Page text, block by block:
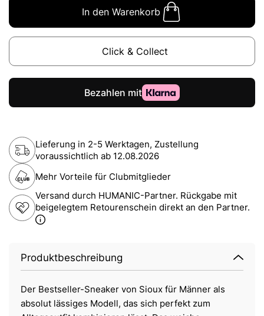
In den Warenkorb
Click & Collect
Lieferung in 2-5 Werktagen, Zustellung
voraussichtlich ab 12.08.2026
Mehr Vorteile für Clubmitglieder
Versand durch HUMANIC-Partner. Rückgabe mit
beigelegtem Retourenschein direkt an den Partner.
Produktbeschreibung
Der Bestseller-Sneaker von Sioux für Männer als
absolut lässiges Modell, das sich perfekt zum